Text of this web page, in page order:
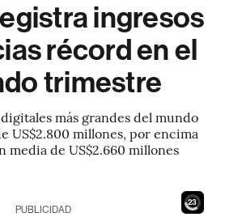
ingresos
récord en el
trimestre
más grandes del mundo
US$2.800 millones, por encima
media de US$2.660 millones
21
PUBLICIDAD